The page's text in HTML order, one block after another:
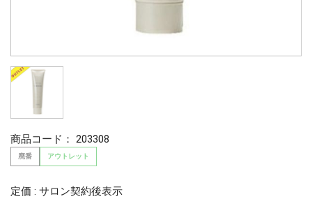
商品コード： 203308
廃番 アウトレット
定価 : サロン契約後表示